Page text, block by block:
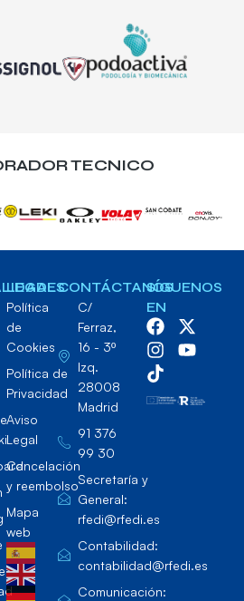
TECNICO
LEGAL
Política
de
Cookies
Política de
Privacidad
Aviso
Legal
Cancelación
y reembolso
Mapa
web
CONTÁCTANOS
C/
Ferraz,
16 - 3º
Izq.
28008
Madrid
91 376
99 30
Secretaría y
General:
rfedi@rfedi.es
Contabilidad:
contabilidad@rfedi.es
Comunicación:
SÍGUENOS
EN